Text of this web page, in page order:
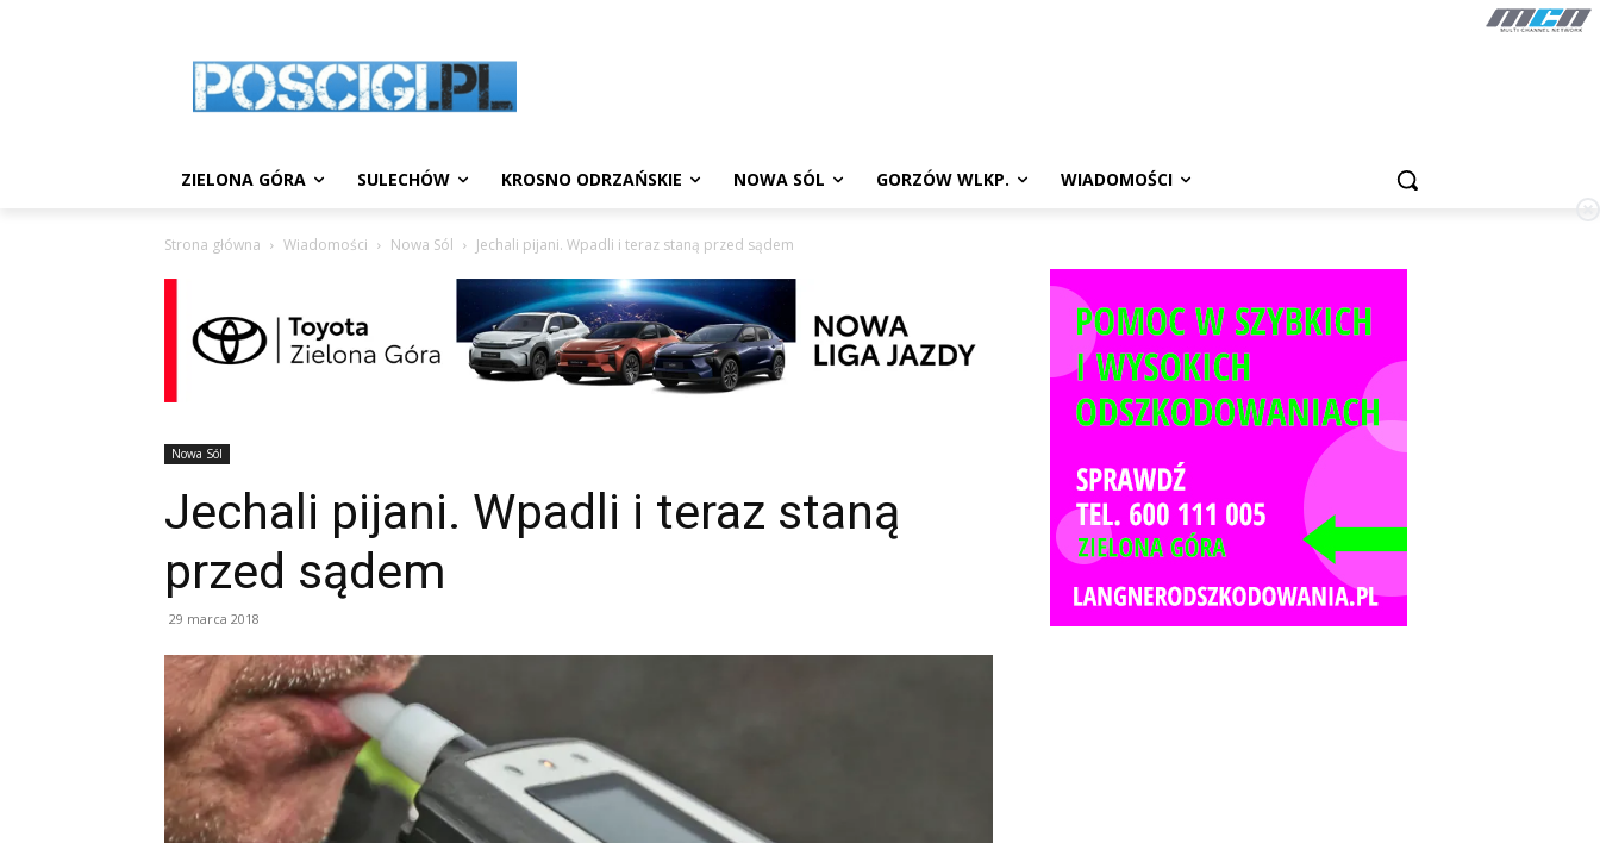
ZIELONA GÓRA SULECHÓW KROSNO ODRZAŃSKIE NOWA SÓL GORZÓW WLKP. WIADOMOŚCI
Strona główna Wiadomości Nowa Sól Jechali pijani. Wpadli i teraz staną przed sądem
Nowa Sól
Jechali pijani. Wpadli i teraz staną
przed sądem
29 marca 2018